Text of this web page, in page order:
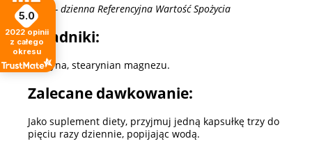
*RWS - dzienna Referencyjna Wartość Spożycia
Składniki:
żelatyna, stearynian magnezu.
Zalecane dawkowanie:
Jako suplement diety, przyjmuj jedną kapsułkę trzy do
pięciu razy dziennie, popijając wodą.
5.0
2022 opinii
z całego
okresu